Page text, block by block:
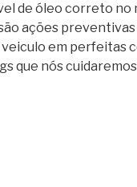
de óleo correto no
ações
em perfeitas
que nós